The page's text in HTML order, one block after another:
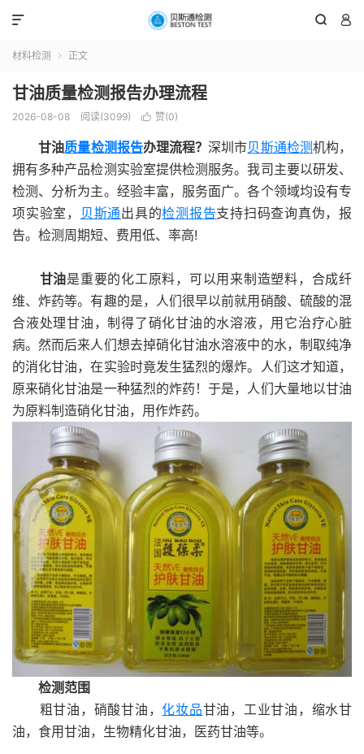
 

材料检测  正文
甘油质量检测报告办理流程
2026-08-08 阅读(3099)  赞(0)
甘油质量检测报告办理流程？深圳市贝斯通检测机构，
拥有多种产品检测实验室提供检测服务。我司主要以研发、
检测、分析为主。经验丰富，服务面广。各个领域均设有专
项实验室，
贝斯通出具的检测报告支持扫码查询真伪，报
告。检测周期短、费用低、率高!
甘油是重要的化工原料，可以用来制造塑料，合成纤
维、炸药等。有趣的是，人们很早以前就用硝酸、硫酸的混
合液处理甘油，制得了硝化甘油的水溶液，用它治疗心脏
病。然而后来人们想去掉硝化甘油水溶液中的水，制取纯净
的消化甘油，在实验时竟发生猛烈的爆炸。人们这才知道，
原来硝化甘油是一种猛烈的炸药！于是，人们大量地以甘油
为原料制造硝化甘油，用作炸药。
检测范围
粗甘油，硝酸甘油，化妆品甘油，工业甘油，缩水甘
油，食用甘油，生物精化甘油，医药甘油等。